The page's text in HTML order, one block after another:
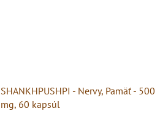
SHANKHPUSHPI - Nervy, Pamäť - 500
mg, 60 kapsúl